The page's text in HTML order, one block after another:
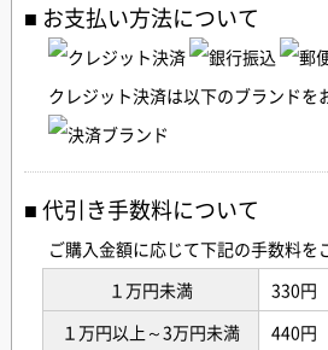
お支払い方法について
クレジット決済は以下のブランドを
代引き手数料について
ご購入金額に応じて下記の手数料を
１万円未満
330円
１万円以上～3万円未満
440円